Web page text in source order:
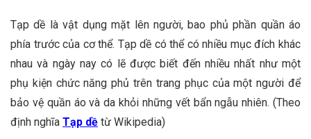
Tạp dề là vật dụng mặt lên người, bao phủ phần quần áo
phía trước của cơ thể. Tạp dề có thể có nhiều mục đích khác
nhau và ngày nay có lẽ được biết đến nhiều nhất như một
phụ kiện chức năng phủ trên trang phục của một người để
bảo vệ quần áo và da khỏi những vết bẩn ngẫu nhiên. (Theo
định nghĩa Tạp dề từ Wikipedia)